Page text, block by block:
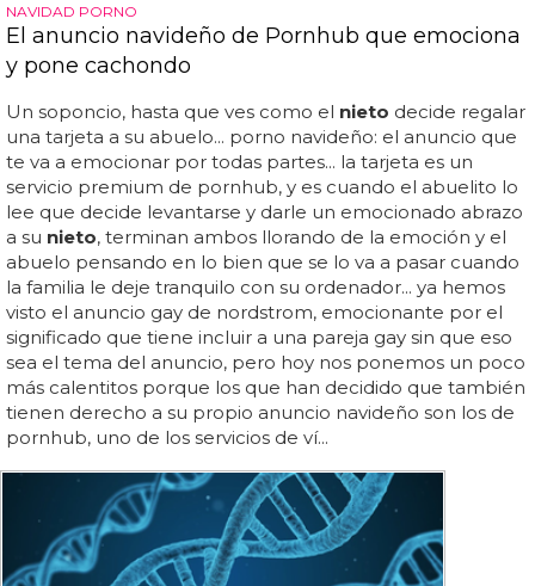
NAVIDAD PORNO
El anuncio navideño de Pornhub que emociona
y pone cachondo
Un soponcio, hasta que ves como el nieto decide regalar
una tarjeta a su abuelo... porno navideño: el anuncio que
te va a emocionar por todas partes... la tarjeta es un
servicio premium de pornhub, y es cuando el abuelito lo
lee que decide levantarse y darle un emocionado abrazo
a su nieto, terminan ambos llorando de la emoción y el
abuelo pensando en lo bien que se lo va a pasar cuando
la familia le deje tranquilo con su ordenador... ya hemos
visto el anuncio gay de nordstrom, emocionante por el
significado que tiene incluir a una pareja gay sin que eso
sea el tema del anuncio, pero hoy nos ponemos un poco
más calentitos porque los que han decidido que también
tienen derecho a su propio anuncio navideño son los de
pornhub, uno de los servicios de ví...